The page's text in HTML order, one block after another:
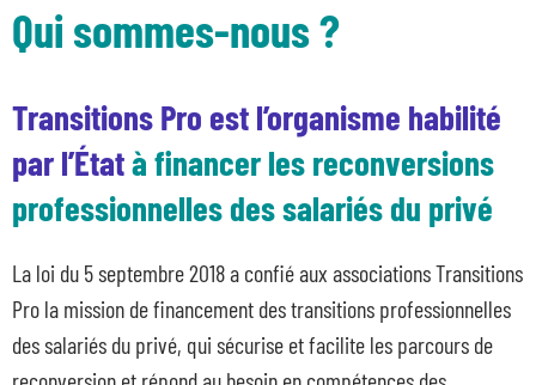
Entreprises et organismes de formation
Les métiers qui recrutent
Qui sommes-nous ?
Actualités
Blog
Contacts en région
Qui sommes-nous ?
Transitions Pro est l’organisme habilité
par l’Étatà financer les reconversions
professionnelles des salariés du privé
La loi du 5 septembre 2018 a confié aux associations Transitions
Pro la mission de financement des transitions professionnelles
des salariés du privé, qui sécurise et facilite les parcours de